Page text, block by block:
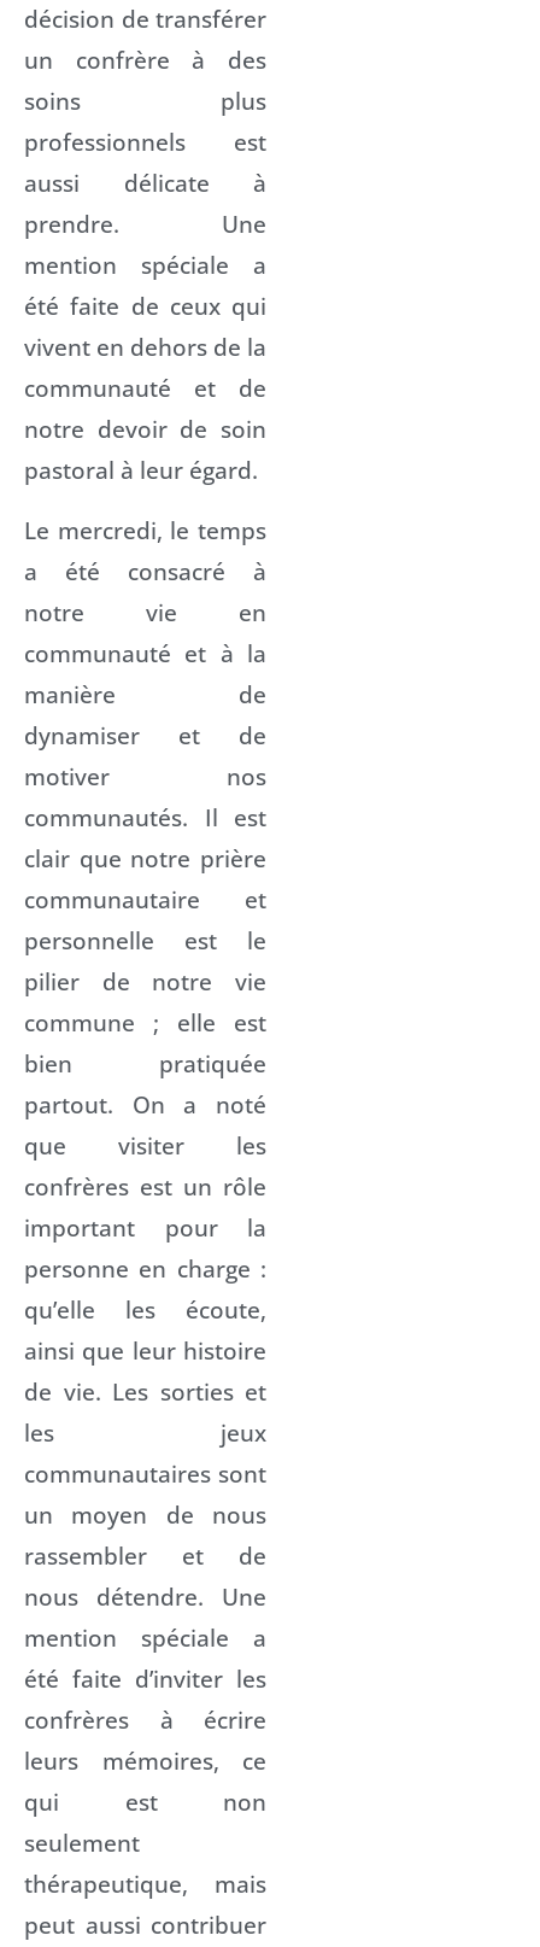
décision de transférer
un confrère à des
soins plus
professionnels est
aussi délicate à
prendre. Une
mention spéciale a
été faite de ceux qui
vivent en dehors de la
communauté et de
notre devoir de soin
pastoral à leur égard.
Le mercredi, le temps
a été consacré à
notre vie en
communauté et à la
manière de
dynamiser et de
motiver nos
communautés. Il est
clair que notre prière
communautaire et
personnelle est le
pilier de notre vie
commune ; elle est
bien pratiquée
partout. On a noté
que visiter les
confrères est un rôle
important pour la
personne en charge :
qu’elle les écoute,
ainsi que leur histoire
de vie. Les sorties et
les jeux
communautaires sont
un moyen de nous
rassembler et de
nous détendre. Une
mention spéciale a
été faite d’inviter les
confrères à écrire
leurs mémoires, ce
qui est non
seulement
thérapeutique, mais
peut aussi contribuer